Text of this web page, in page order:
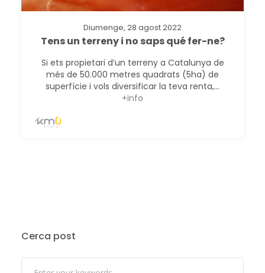
Diumenge, 28 agost 2022
Tens un terreny i no saps qué fer-ne?
Si ets propietari d’un terreny a Catalunya de
més de 50.000 metres quadrats ​​(5ha) de
superfície i vols diversificar la teva renta,...
+info
Cerca post